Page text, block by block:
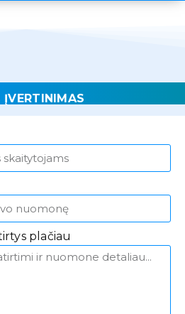
ĮVERTINIMAS
plačiau